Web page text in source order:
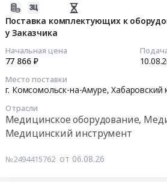
Поставка комплектующих к
у Заказчика
Начальная цена
77 866 ₽
Место поставки
г. Комсомольск-на-Амуре,Хабаровский
Отрасли
Медицинское оборудование,
Медицинский инструмент
№2494415762 от 06.08.26